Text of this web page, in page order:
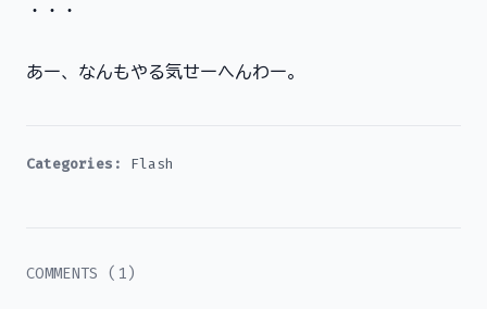
・・・
あー、なんもやる気せーへんわー。
Categories: Flash
COMMENTS (1)